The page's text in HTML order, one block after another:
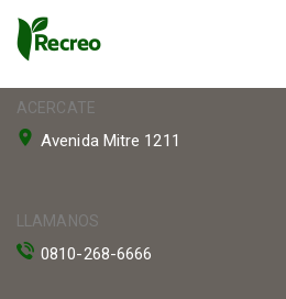
ACERCATE
Avenida Mitre 1211
LLAMANOS
0810-268-6666